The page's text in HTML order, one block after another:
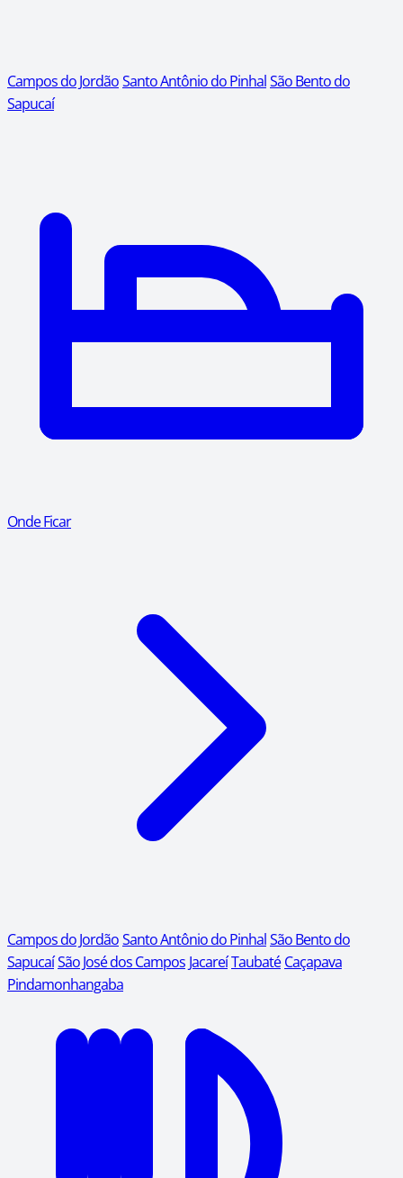
Campos do JordãoSanto Antônio do PinhalSão Bento do
Sapucaí
Onde Ficar
Campos do JordãoSanto Antônio do PinhalSão Bento do
SapucaíSão José dos Campos JacareíTaubaté Caçapava
Pindamonhangaba